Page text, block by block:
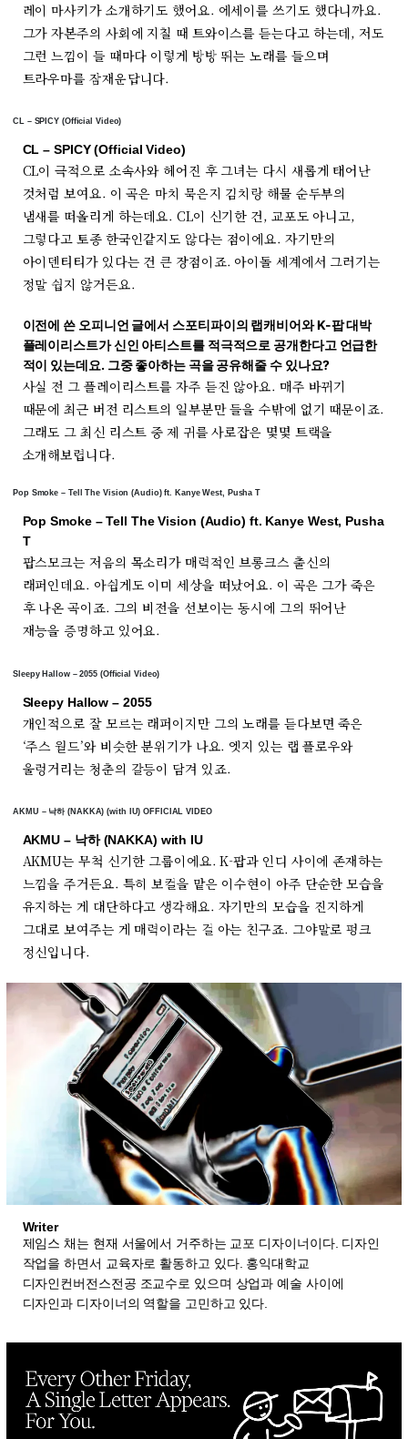
레이 마사키가 소개하기도 했어요. 에세이를 쓰기도 했다니까요.
그가 자본주의 사회에 지칠 때 트와이스를 듣는다고 하는데, 저도
그런 느낌이 들 때마다 이렇게 방방 뛰는 노래를 들으며
트라우마를 잠재운답니다.
CL – SPICY (Official Video)
CL – SPICY (Official Video)
CL이 극적으로 소속사와 헤어진 후 그녀는 다시 새롭게 태어난
것처럼 보여요. 이 곡은 마치 묵은지 김치랑 해물 순두부의
냄새를 떠올리게 하는데요. CL이 신기한 건, 교포도 아니고,
그렇다고 토종 한국인같지도 않다는 점이에요. 자기만의
아이덴티티가 있다는 건 큰 장점이죠. 아이돌 세계에서 그러기는
정말 쉽지 않거든요.
이전에 쓴 오피니언 글에서 스포티파이의 랩캐비어와K-팝 대박
플레이리스트가 신인 아티스트를 적극적으로 공개한다고 언급한
적이 있는데요. 그중 좋아하는 곡을 공유해줄 수 있나요?
사실 전 그 플레이리스트를 자주 듣진 않아요. 매주 바뀌기
때문에 최근 버전 리스트의 일부분만 들을 수밖에 없기 때문이죠.
그래도 그 최신 리스트 중 제 귀를 사로잡은 몇몇 트랙을
소개해보렵니다.
Pop Smoke – Tell The Vision (Audio) ft. Kanye West, Pusha T
Pop Smoke – Tell The Vision (Audio) ft. Kanye West, Pusha
T
팝스모크는 저음의 목소리가 매력적인 브롱크스 출신의
래퍼인데요. 아쉽게도 이미 세상을 떠났어요. 이 곡은 그가 죽은
후 나온 곡이죠. 그의 비전을 선보이는 동시에 그의 뛰어난
재능을 증명하고 있어요.
Sleepy Hallow – 2055 (Official Video)
Sleepy Hallow – 2055
개인적으로 잘 모르는 래퍼이지만 그의 노래를 듣다보면 죽은
‘주스 월드’와 비슷한 분위기가 나요. 엣지 있는 랩 플로우와
울렁거리는 청춘의 갈등이 담겨 있죠.
AKMU – 낙하 (NAKKA) (with IU) OFFICIAL VIDEO
AKMU – 낙하 (NAKKA) with IU
AKMU는 무척 신기한 그룹이에요. K-팝과 인디 사이에 존재하는
느낌을 주거든요. 특히 보컬을 맡은 이수현이 아주 단순한 모습을
유지하는 게 대단하다고 생각해요. 자기만의 모습을 진지하게
그대로 보여주는 게 매력이라는 걸 아는 친구죠. 그야말로 펑크
정신입니다.
Writer
제임스 채는 현재 서울에서 거주하는 교포 디자이너이다. 디자인
작업을 하면서 교육자로 활동하고 있다. 홍익대학교
디자인컨버전스전공 조교수로 있으며 상업과 예술 사이에
디자인과 디자이너의 역할을 고민하고 있다